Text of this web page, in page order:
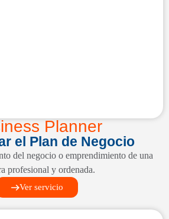
Planner
el Plan de Negocio
del negocio o emprendimiento de una
profesional y ordenada.
Ver servicio